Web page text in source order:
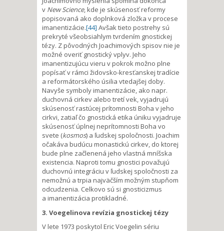
v New Science, kde je skúsenosť reformy
popisovaná ako doplnková zložka v procese
imanentizácie.[44] Avšak tieto postrehy sú
prekryté všeobsiahlym tvrdením gnostickej
tézy. Z pôvodných Joachimových spisov nie je
možné overiť gnostický vplyv. Jeho
imanentizujúcu vieru v pokrok možno plne
popísať v rámci židovsko-kresťanskej tradície
a reformátorského úsilia vtedajšej doby.
Navyše symboly imanentizácie, ako napr.
duchovná cirkev alebo tretí vek, vyjadrujú
skúsenosť rastúcej prítomnosti Boha v jeho
cirkvi, zatiaľ čo gnostická etika úniku vyjadruje
skúsenosť úplnej neprítomnosti Boha vo
svete (kosmos) a ľudskej spoločnosti. Joachim
očakáva budúcu monastickú cirkev, do ktorej
bude plne začlenená jeho vlastná mníšska
existencia. Naproti tomu gnostici považujú
duchovnú integráciu v ľudskej spoločnosti za
nemožnú a trpia najväčším možným stupňom
odcudzenia. Celkovo sú si gnosticizmus
a imanentizácia protikladné.
3. Voegelinova revízia gnostickej tézy
V lete 1973 poskytol Eric Voegelin sériu